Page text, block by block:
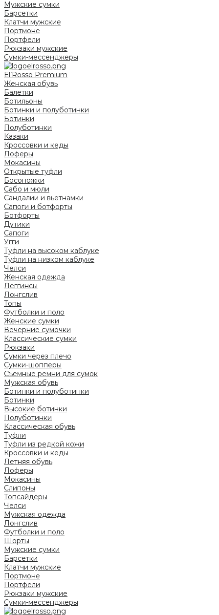
Мужские сумки
Барсетки
Клатчи мужские
Портмоне
Портфели
Рюкзаки мужские
Сумки-мессенджеры
El’Rosso Premium
Женская обувь
Балетки
Ботильоны
Ботинки и полуботинки
Ботинки
Полуботинки
Казаки
Кроссовки и кеды
Лоферы
Мокасины
Открытые туфли
Босоножки
Сабо и мюли
Сандалии и вьетнамки
Сапоги и ботфорты
Ботфорты
Дутики
Сапоги
Угги
Туфли на высоком каблуке
Туфли на низком каблуке
Челси
Женская одежда
Леггинсы
Лонгслив
Топы
Футболки и поло
Женские сумки
Вечерние сумочки
Классические сумки
Рюкзаки
Сумки через плечо
Сумки-шопперы
Съемные ремни для сумок
Мужская обувь
Ботинки и полуботинки
Ботинки
Высокие ботинки
Полуботинки
Классическая обувь
Туфли
Туфли из редкой кожи
Кроссовки и кеды
Летняя обувь
Лоферы
Мокасины
Слипоны
Топсайдеры
Челси
Мужская одежда
Лонгслив
Футболки и поло
Шорты
Мужские сумки
Барсетки
Клатчи мужские
Портмоне
Портфели
Рюкзаки мужские
Сумки-мессенджеры